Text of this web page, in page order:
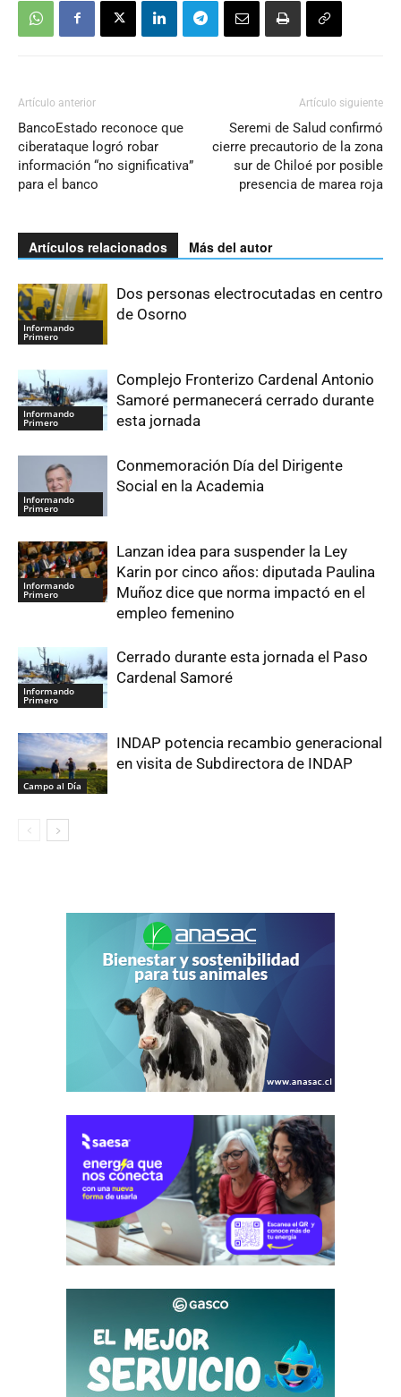
Artículo anterior
BancoEstado reconoce que
ciberataque logró robar
información “no significativa”
para el banco
Artículo siguiente
Seremi de Salud confirmó
cierre precautorio de la zona
sur de Chiloé por posible
presencia de marea roja
Artículos relacionados Más del autor
Informando
Primero
Dos personas electrocutadas en centro
de Osorno
Informando
Primero
Complejo Fronterizo Cardenal Antonio
Samoré permanecerá cerrado durante
esta jornada
Informando
Primero
Conmemoración Día del Dirigente
Social en la Academia
Informando
Primero
Lanzan idea para suspender la Ley
Karin por cinco años: diputada Paulina
Muñoz dice que norma impactó en el
empleo femenino
Informando
Primero
Cerrado durante esta jornada el Paso
Cardenal Samoré
Campo al Día
INDAP potencia recambio generacional
en visita de Subdirectora de INDAP